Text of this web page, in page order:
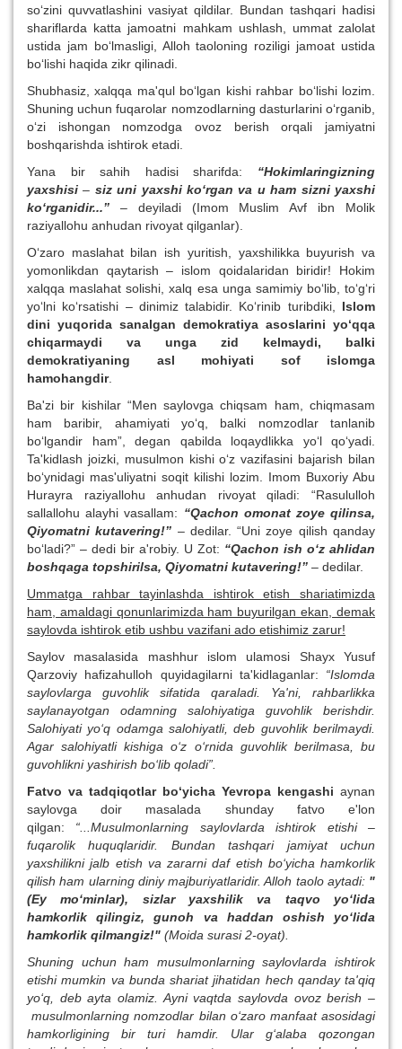
so‘zini quvvatlashini vasiyat qildilar. Bundan tashqari hadisi
shariflarda katta jamoatni mahkam ushlash, ummat zalolat
ustida jam bo‘lmasligi, Alloh taoloning roziligi jamoat ustida
bo‘lishi haqida zikr qilinadi.
Shubhasiz, xalqqa ma'qul bo‘lgan kishi rahbar bo‘lishi lozim.
Shuning uchun fuqarolar nomzodlarning dasturlarini o‘rganib,
o‘zi ishongan nomzodga ovoz berish orqali jamiyatni
boshqarishda ishtirok etadi.
Yana bir sahih hadisi sharifda:
“Hokimlaringizning
yaxshisi – siz uni yaxshi ko‘rgan va u ham sizni yaxshi
ko‘rganidir...”
– deyiladi (Imom Muslim Avf ibn Molik
raziyallohu anhudan rivoyat qilganlar).
O‘zaro maslahat bilan ish yuritish, yaxshilikka buyurish va
yomonlikdan qaytarish – islom qoidalaridan biridir! Hokim
xalqqa maslahat solishi, xalq esa unga samimiy bo‘lib, to‘g‘ri
yo‘lni ko‘rsatishi – dinimiz talabidir. Ko‘rinib turibdiki,
Islom
dini yuqorida sanalgan demokratiya asoslarini yo‘qqa
chiqarmaydi va unga zid kelmaydi, balki
demokratiyaning asl mohiyati sof islomga
hamohangdir.
Ba'zi bir kishilar “Men saylovga chiqsam ham, chiqmasam
ham baribir, ahamiyati yo‘q, balki nomzodlar tanlanib
bo‘lgandir ham”, degan qabilda loqaydlikka yo‘l qo‘yadi.
Ta'kidlash joizki, musulmon kishi o‘z vazifasini bajarish bilan
bo‘ynidagi mas'uliyatni soqit kilishi lozim. Imom Buxoriy Abu
Hurayra raziyallohu anhudan rivoyat qiladi: “Rasululloh
sallallohu alayhi vasallam: “Qachon omonat zoye qilinsa,
Qiyomatni kutavering!” – dedilar. “Uni zoye qilish qanday
bo‘ladi?” – dedi bir a'robiy. U Zot: “Qachon ish o‘z ahlidan
boshqaga topshirilsa, Qiyomatni kutavering!” – dedilar.
Ummatga rahbar tayinlashda ishtirok etish shariatimizda
ham, amaldagi qonunlarimizda ham buyurilgan ekan, demak
saylovda ishtirok etib ushbu vazifani ado etishimiz zarur!
Saylov masalasida mashhur islom ulamosi Shayx Yusuf
Qarzoviy hafizahulloh quyidagilarni ta'kidlaganlar:
“Islomda
saylovlarga guvohlik sifatida qaraladi. Ya'ni, rahbarlikka
saylanayotgan odamning salohiyatiga guvohlik berishdir.
Salohiyati yo‘q odamga salohiyatli, deb guvohlik berilmaydi.
Agar salohiyatli kishiga o‘z o‘rnida guvohlik berilmasa, bu
guvohlikni yashirish bo‘lib qoladi”.
Fatvo va tadqiqotlar bo‘yicha Yevropa kengashi aynan
saylovga doir masalada shunday fatvo e'lon
qilgan:
“...Musulmonlarning saylovlarda ishtirok etishi –
fuqarolik huquqlaridir. Bundan tashqari jamiyat uchun
yaxshilikni jalb etish va zararni daf etish bo‘yicha hamkorlik
qilish ham ularning diniy majburiyatlaridir. Alloh taolo aytadi: "
(Ey mo‘minlar), sizlar yaxshilik va taqvo yo‘lida
hamkorlik qilingiz, gunoh va haddan oshish yo‘lida
hamkorlik qilmangiz!" (Moida surasi 2-oyat).
Shuning uchun ham musulmonlarning saylovlarda ishtirok
etishi mumkin va bunda shariat jihatidan hech qanday ta'qiq
yo‘q, deb ayta olamiz. Ayni vaqtda saylovda ovoz berish –
musulmonlarning nomzodlar bilan o‘zaro manfaat asosidagi
hamkorligining bir turi hamdir. Ular g‘alaba qozongan